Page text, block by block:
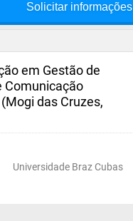
Solicitar informações
em Gestão de
Comunicação
das Cruzes,
Universidade Braz Cubas